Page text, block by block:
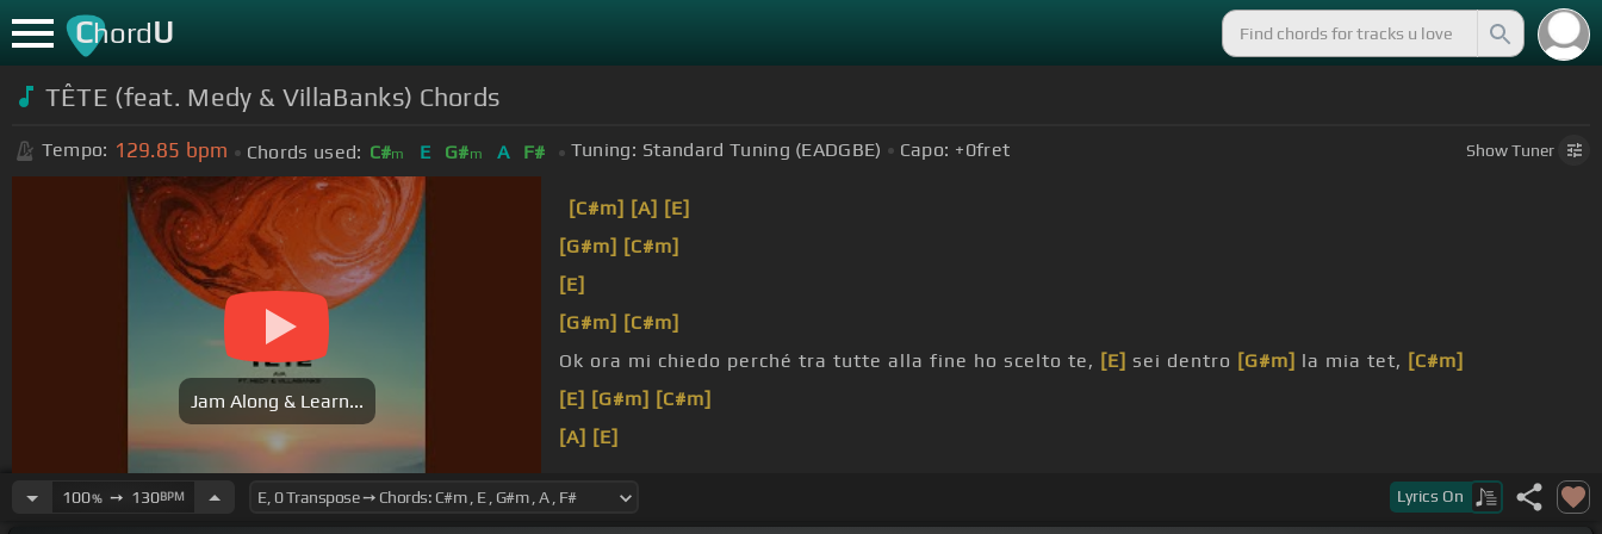
ChordU
TÊTE (feat. Medy & VillaBanks) Chords
Tempo: 129.85 bpm Chords used: C#m E G#m A F# Tuning: Standard Tuning (EADGBE) Capo: +0fret ShowTuner
Jam Along & Learn...
[C#m] [A] [E]
[G#m] [C#m]
[E]
[G#m] [C#m]
Ok ora mi chiedo perché tra tutte alla fine ho scelto te, [E] sei dentro [G#m] la mia tet, [C#m]
[E] [G#m] [C#m]
[A] [E]
100%➙ 130BPM Lyrics On